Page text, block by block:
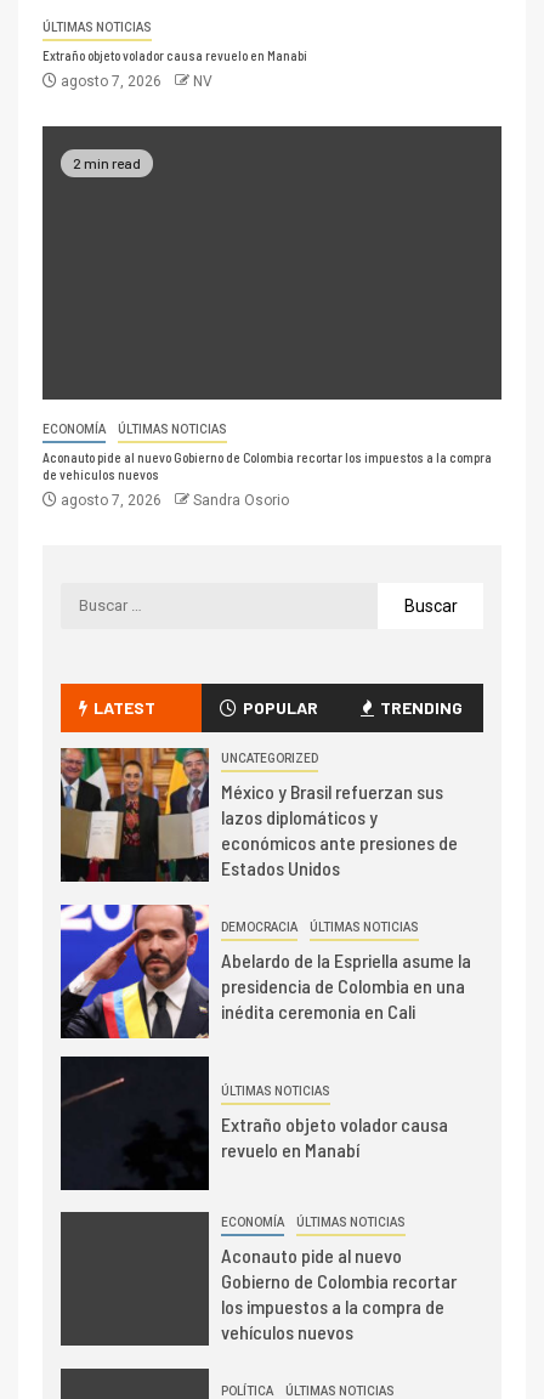
ÚLTIMAS NOTICIAS
Extraño objeto volador causa revuelo en Manabí
agosto 7, 2026 NV
2 min read
ECONOMÍA ÚLTIMAS NOTICIAS
Aconauto pide al nuevo Gobierno de Colombia recortar los impuestos a la compra
de vehículos nuevos
agosto 7, 2026 Sandra Osorio
LATEST POPULAR TRENDING
UNCATEGORIZED
México y Brasil refuerzan sus
lazos diplomáticos y
económicos ante presiones de
Estados Unidos
DEMOCRACIA ÚLTIMAS NOTICIAS
Abelardo de la Espriella asume la
presidencia de Colombia en una
inédita ceremonia en Cali
ÚLTIMAS NOTICIAS
Extraño objeto volador causa
revuelo en Manabí
ECONOMÍA ÚLTIMAS NOTICIAS
Aconauto pide al nuevo
Gobierno de Colombia recortar
los impuestos a la compra de
vehículos nuevos
POLÍTICA ÚLTIMAS NOTICIAS